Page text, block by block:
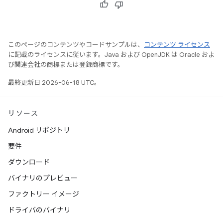
このページのコンテンツやコードサンプルは、
コンテンツ ライセンス
に記載のライセンスに従います。Java および OpenJDK は Oracle およ
び関連会社の商標または登録商標です。
最終更新日 2026-06-18 UTC。
リソース
Android リポジトリ
要件
ダウンロード
バイナリのプレビュー
ファクトリー イメージ
ドライバのバイナリ